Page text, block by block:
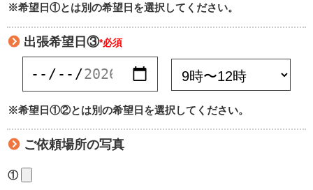
※希望日①とは別の希望日を選択してください。
出張希望日③*必須
※希望日①②とは別の希望日を選択してください。
ご依頼場所の写真
①